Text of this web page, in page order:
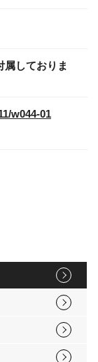
属しておりま
w044-01